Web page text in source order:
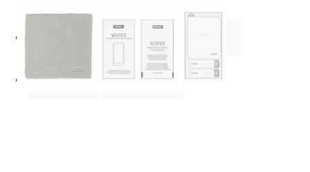
⭐️ Отзывы о нас ⭐️
Оплата Доставка